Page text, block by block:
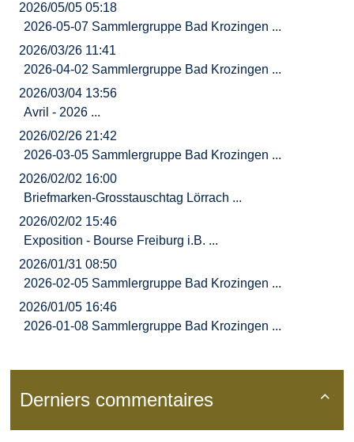
2026/05/05 05:18
2026-05-07 Sammlergruppe Bad Krozingen ...
2026/03/26 11:41
2026-04-02 Sammlergruppe Bad Krozingen ...
2026/03/04 13:56
Avril - 2026 ...
2026/02/26 21:42
2026-03-05 Sammlergruppe Bad Krozingen ...
2026/02/02 16:00
Briefmarken-Grosstauschtag Lörrach ...
2026/02/02 15:46
Exposition - Bourse Freiburg i.B. ...
2026/01/31 08:50
2026-02-05 Sammlergruppe Bad Krozingen ...
2026/01/05 16:46
2026-01-08 Sammlergruppe Bad Krozingen ...

Derniers commentaires